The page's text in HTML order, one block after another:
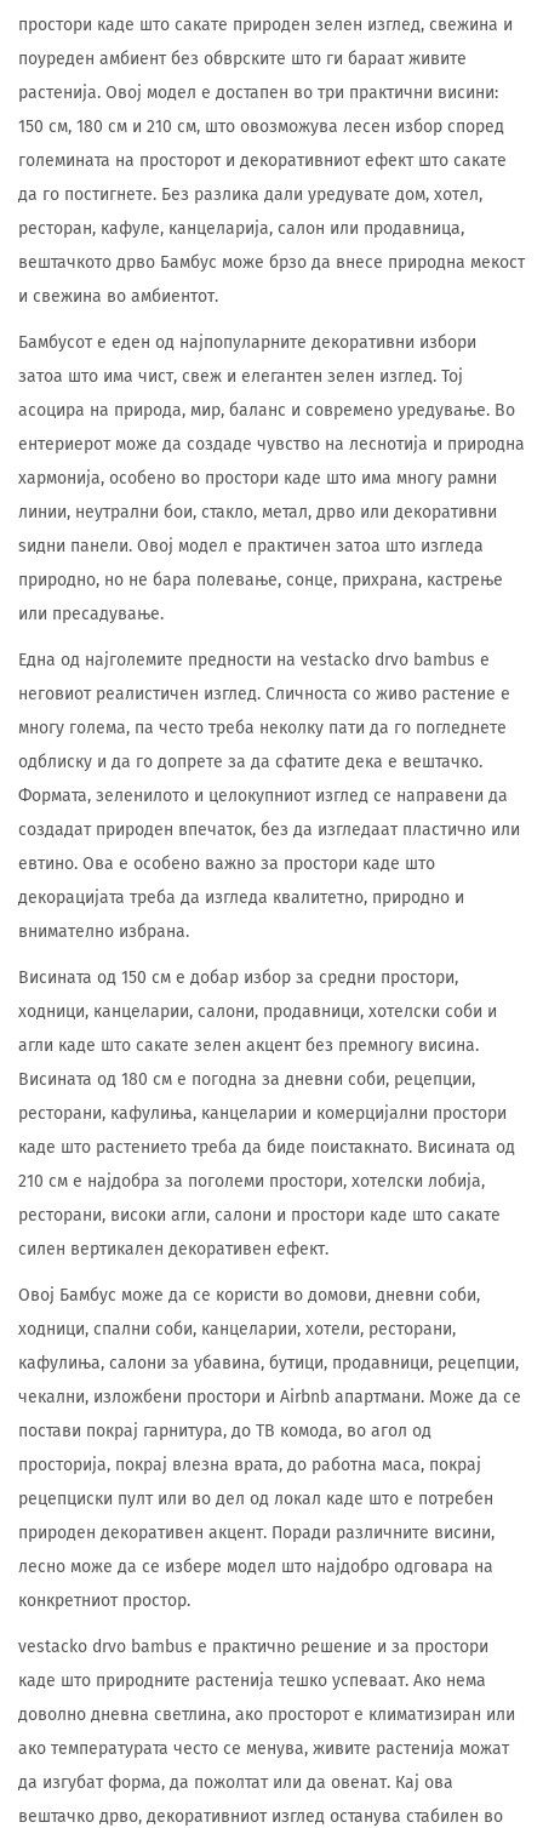
простори каде што сакате природен зелен изглед, свежина и
поуреден амбиент без обврските што ги бараат живите
растенија. Овој модел е достапен во три практични висини:
150 см, 180 см и 210 см, што овозможува лесен избор според
големината на просторот и декоративниот ефект што сакате
да го постигнете. Без разлика дали уредувате дом, хотел,
ресторан, кафуле, канцеларија, салон или продавница,
вештачкото дрво Бамбус може брзо да внесе природна мекост
и свежина во амбиентот.
Бамбусот е еден од најпопуларните декоративни избори
затоа што има чист, свеж и елегантен зелен изглед. Тој
асоцира на природа, мир, баланс и современо уредување. Во
ентериерот може да создаде чувство на леснотија и природна
хармонија, особено во простори каде што има многу рамни
линии, неутрални бои, стакло, метал, дрво или декоративни
ѕидни панели. Овој модел е практичен затоа што изгледа
природно, но не бара полевање, сонце, прихрана, кастрење
или пресадување.
Една од најголемите предности на vestacko drvo bambus е
неговиот реалистичен изглед. Сличноста со живо растение е
многу голема, па често треба неколку пати да го погледнете
одблиску и да го допрете за да сфатите дека е вештачко.
Формата, зеленилото и целокупниот изглед се направени да
создадат природен впечаток, без да изгледаат пластично или
евтино. Ова е особено важно за простори каде што
декорацијата треба да изгледа квалитетно, природно и
внимателно избрана.
Висината од 150 см е добар избор за средни простори,
ходници, канцеларии, салони, продавници, хотелски соби и
агли каде што сакате зелен акцент без премногу висина.
Висината од 180 см е погодна за дневни соби, рецепции,
ресторани, кафулиња, канцеларии и комерцијални простори
каде што растението треба да биде поистакнато. Висината од
210 см е најдобра за поголеми простори, хотелски лобија,
ресторани, високи агли, салони и простори каде што сакате
силен вертикален декоративен ефект.
Овој Бамбус може да се користи во домови, дневни соби,
ходници, спални соби, канцеларии, хотели, ресторани,
кафулиња, салони за убавина, бутици, продавници, рецепции,
чекални, изложбени простори и Airbnb апартмани. Може да се
постави покрај гарнитура, до ТВ комода, во агол од
просторија, покрај влезна врата, до работна маса, покрај
рецепциски пулт или во дел од локал каде што е потребен
природен декоративен акцент. Поради различните висини,
лесно може да се избере модел што најдобро одговара на
конкретниот простор.
vestacko drvo bambus е практично решение и за простори
каде што природните растенија тешко успеваат. Ако нема
доволно дневна светлина, ако просторот е климатизиран или
ако температурата често се менува, живите растенија можат
да изгубат форма, да пожолтат или да овенат. Кај ова
вештачко дрво, декоративниот изглед останува стабилен во